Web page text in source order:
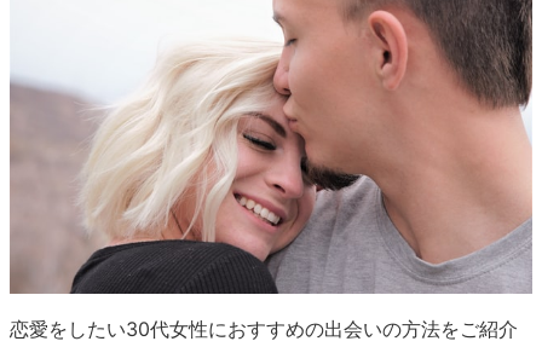
恋愛をしたい30代女性におすすめの出会いの方法をご紹介